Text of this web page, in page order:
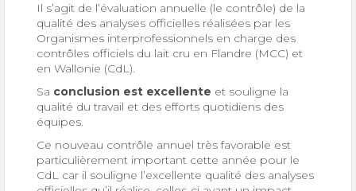
Il s’agit de l’évaluation annuelle (le contrôle) de la
qualité des analyses officielles réalisées par les
Organismes interprofessionnels en charge des
contrôles officiels du lait cru en Flandre (MCC) et
en Wallonie (CdL).
Sa conclusion est excellente et souligne la
qualité du travail et des efforts quotidiens des
équipes.
Ce nouveau contrôle annuel très favorable est
particulièrement important cette année pour le
CdL car il souligne l’excellente qualité des analyses